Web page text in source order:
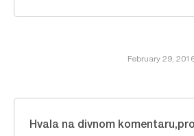
February 29,
Hvala na divnom